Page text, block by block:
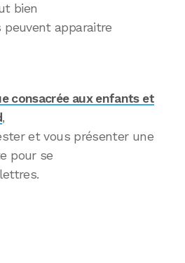
bien
peuvent apparaitre
consacrée aux enfants et
,
et vous présenter une
pour se